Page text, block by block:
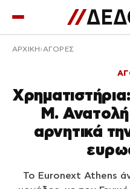
ΑΡΧΙΚΉ ΑΓΟΡΕΣ
Μ.
αρνητικά
Το Euronext Athens